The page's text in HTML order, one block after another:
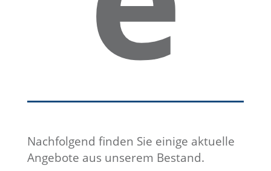
Nachfolgend finden Sie einige aktuelle
Angebote aus unserem Bestand.
rt